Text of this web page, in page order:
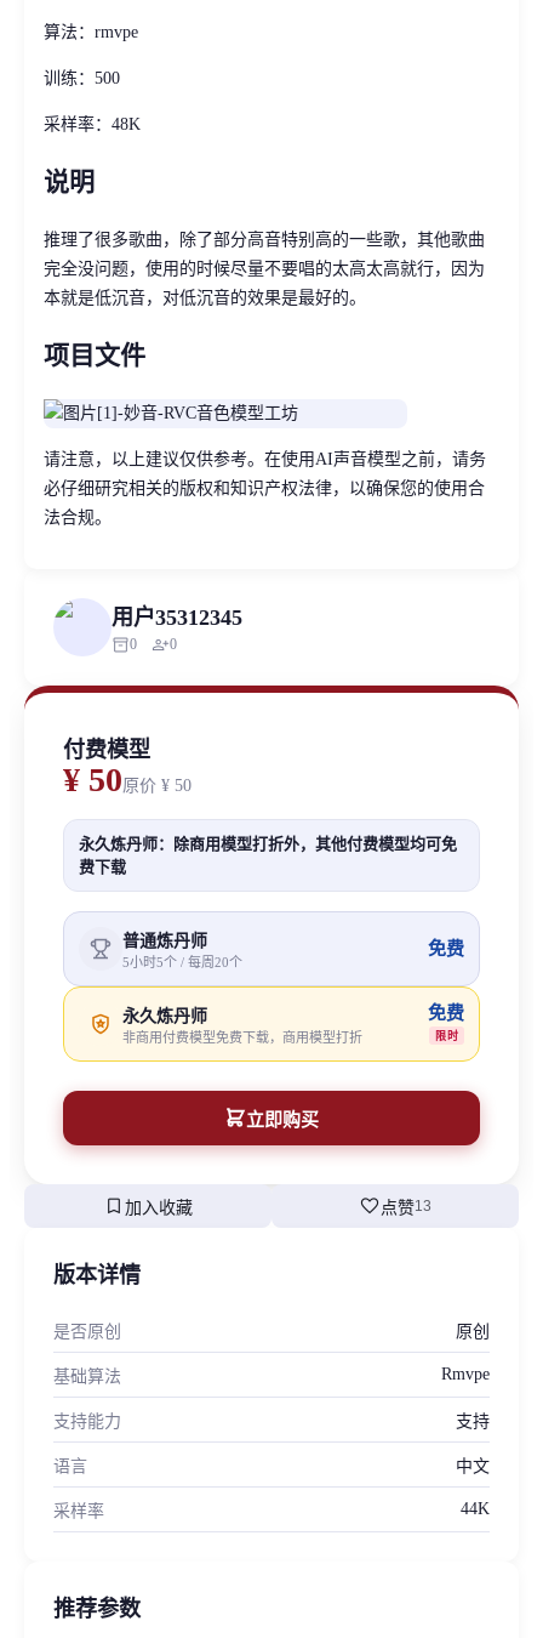
算法：rmvpe
训练：500
采样率：48K
说明
推理了很多歌曲，除了部分高音特别高的一些歌，其他歌曲
完全没问题，使用的时候尽量不要唱的太高太高就行，因为
本就是低沉音，对低沉音的效果是最好的。
项目文件
请注意，以上建议仅供参考。在使用AI声音模型之前，请务
必仔细研究相关的版权和知识产权法律，以确保您的使用合
法合规。
用户35312345
inventory_20 person_add0
付费模型
¥ 50原价 ¥ 50
永久炼丹师：除商用模型打折外，其他付费模型均可免
费下载
普通炼丹师
5小时5个 / 每周20个
免费
永久炼丹师
非商用付费模型免费下载，商用模型打折
免费
限时
立即购买
bookmark 加入收藏 favorite 点赞13
版本详情
是否原创 原创
基础算法 Rmvpe
支持能力 支持
语言 中文
采样率 44K
推荐参数